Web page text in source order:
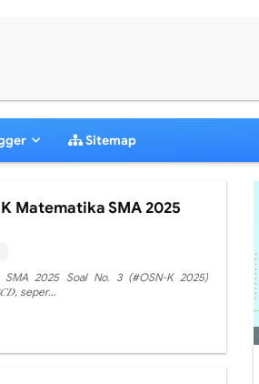
Sitemap
Matematika SMA 2025
SMA 2025 Soal No. 3 (#OSN-K 2025)
seper…